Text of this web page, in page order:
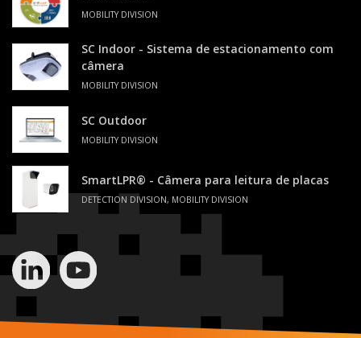
MOBILITY DIVISION
SC Indoor - Sistema de estacionamento com
câmera
MOBILITY DIVISION
SC Outdoor
MOBILITY DIVISION
SmartLPR® - Câmera para leitura de placas
DETECTION DIVISION, MOBILITY DIVISION